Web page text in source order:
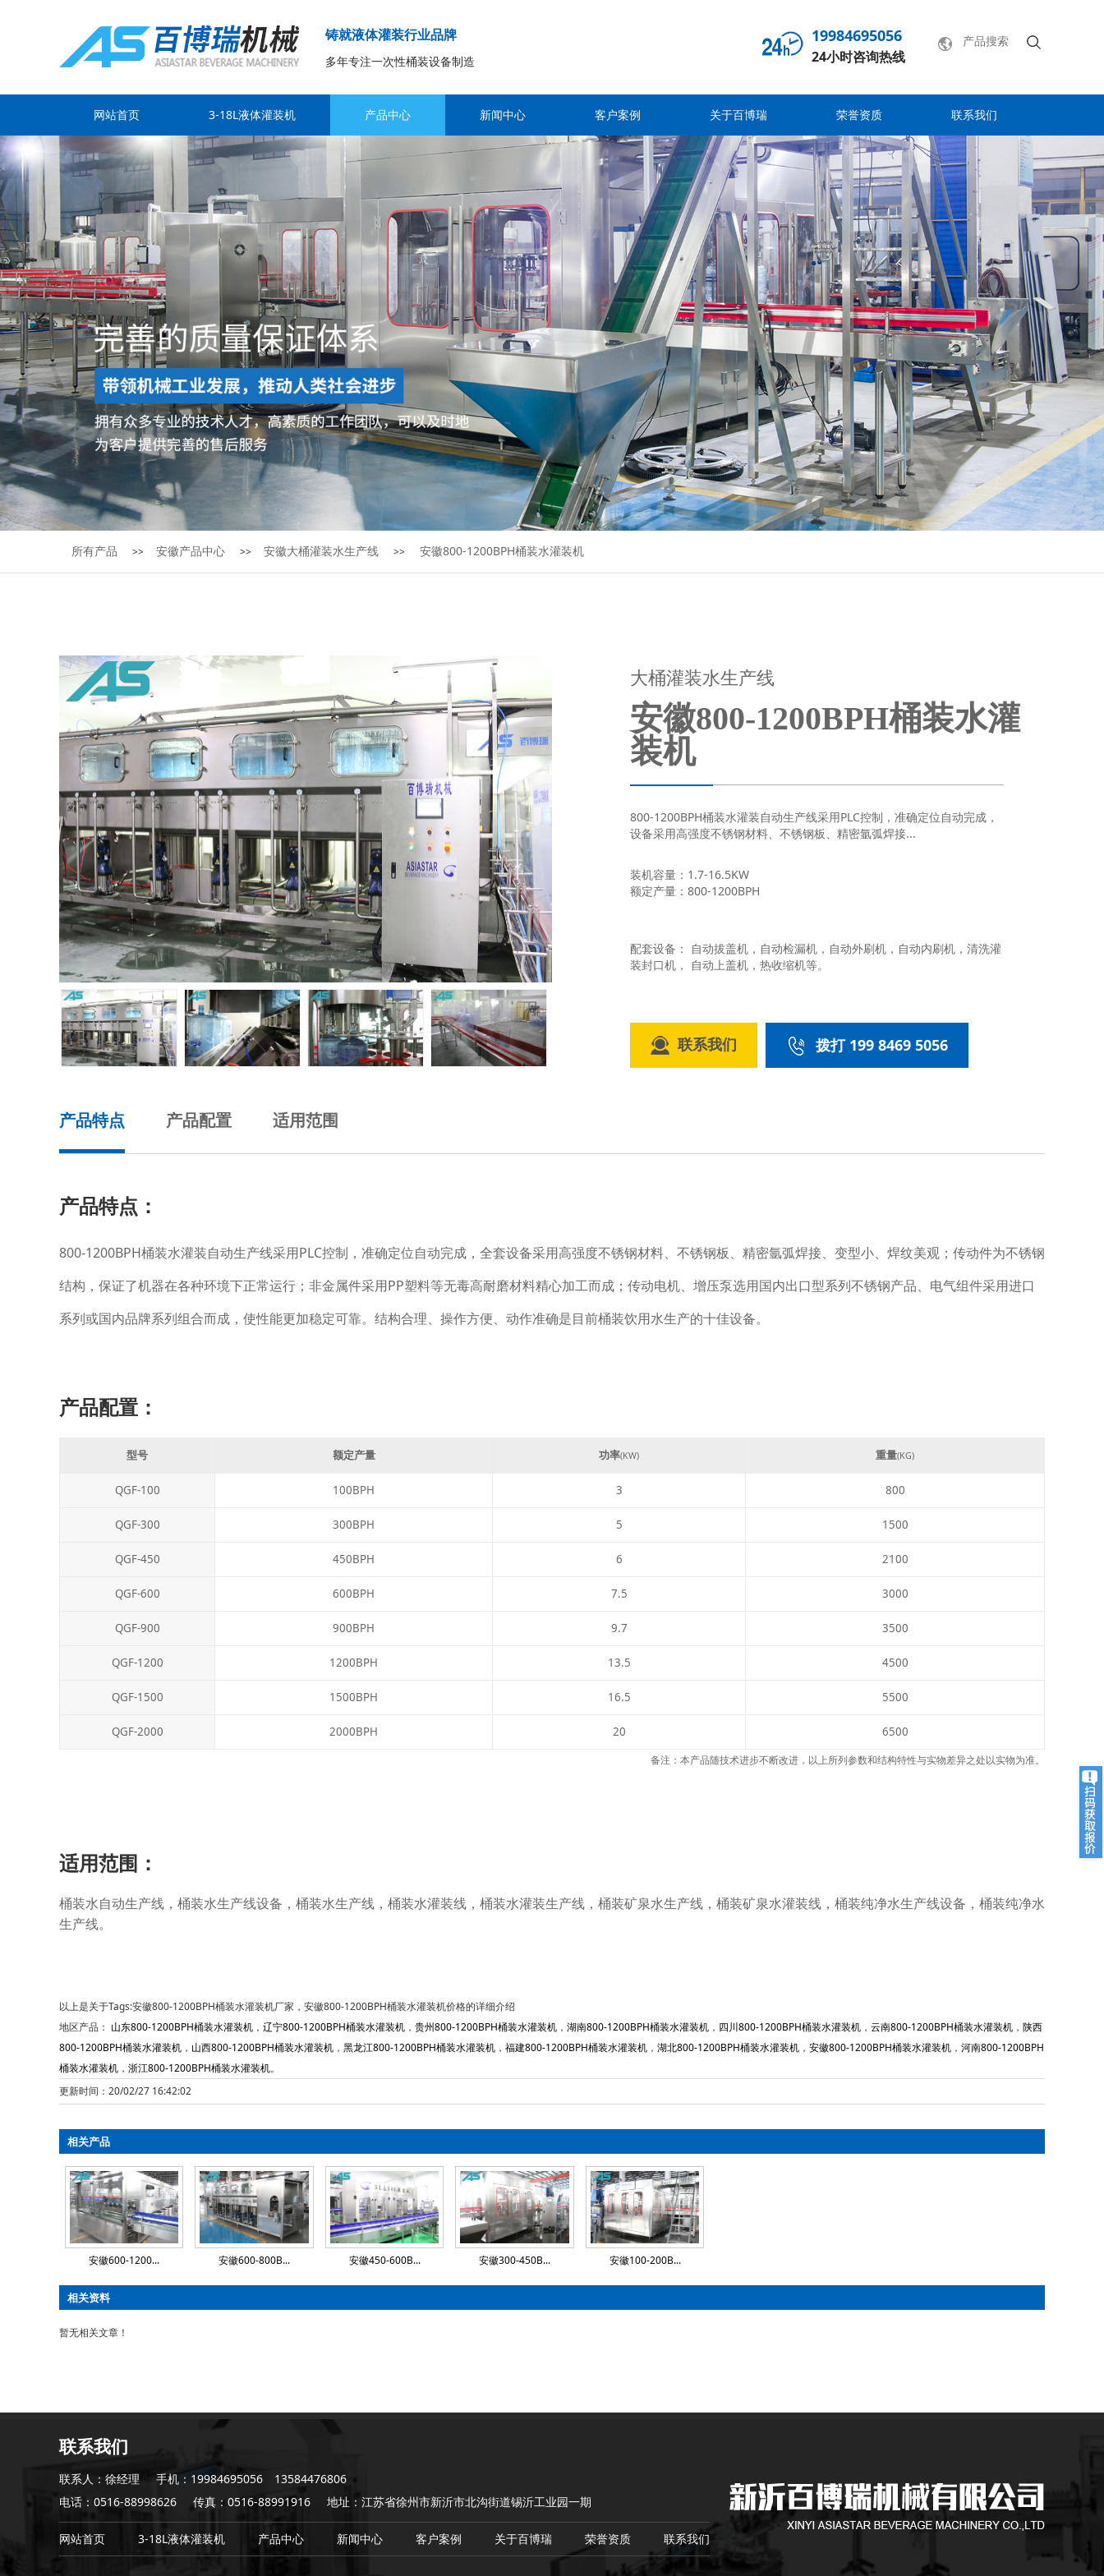
铸就液体灌装行业品牌
多年专注一次性桶装设备制造
19984695056
24小时咨询热线
网站首页 3-18L液体灌装机 产品中心 新闻中心 客户案例 关于百博瑞 荣誉资质 联系我们
所有产品 >> 安徽产品中心 >> 安徽大桶灌装水生产线 >> 安徽800-1200BPH桶装水灌装机
大桶灌装水生产线
安徽800-1200BPH桶装水灌
装机
800-1200BPH桶装水灌装自动生产线采用PLC控制，准确定位自动完成，
设备采用高强度不锈钢材料、不锈钢板、精密氩弧焊接...
装机容量：1.7-16.5KW
额定产量：800-1200BPH
配套设备： 自动拔盖机，自动检漏机，自动外刷机，自动内刷机，清洗灌
装封口机， 自动上盖机，热收缩机等。
联系我们 拨打 199 8469 5056
产品特点 产品配置 适用范围
产品特点：
800-1200BPH桶装水灌装自动生产线采用PLC控制，准确定位自动完成，全套设备采用高强度不锈钢材料、不锈钢板、精密氩弧焊接、变型小、焊纹美观；传动件为不锈钢
结构，保证了机器在各种环境下正常运行；非金属件采用PP塑料等无毒高耐磨材料精心加工而成；传动电机、增压泵选用国内出口型系列不锈钢产品、电气组件采用进口
系列或国内品牌系列组合而成，使性能更加稳定可靠。结构合理、操作方便、动作准确是目前桶装饮用水生产的十佳设备。
产品配置：
型号 额定产量 功率(KW) 重量(KG)
QGF-100 100BPH 3 800
QGF-300 300BPH 5 1500
QGF-450 450BPH 6 2100
QGF-600 600BPH 7.5 3000
QGF-900 900BPH 9.7 3500
QGF-1200 1200BPH 13.5 4500
QGF-1500 1500BPH 16.5 5500
QGF-2000 2000BPH 20 6500
备注：本产品随技术进步不断改进，以上所列参数和结构特性与实物差异之处以实物为准。
适用范围：
桶装水自动生产线，桶装水生产线设备，桶装水生产线，桶装水灌装线，桶装水灌装生产线，桶装矿泉水生产线，桶装矿泉水灌装线，桶装纯净水生产线设备，桶装纯净水
生产线。
以上是关于Tags:安徽800-1200BPH桶装水灌装机厂家，安徽800-1200BPH桶装水灌装机价格的详细介绍
地区产品： 山东800-1200BPH桶装水灌装机 ， 辽宁800-1200BPH桶装水灌装机 ， 贵州800-1200BPH桶装水灌装机 ， 湖南800-1200BPH桶装水灌装机 ， 四川800-1200BPH桶装水灌装机 ， 云南800-1200BPH桶装水灌装机 ， 陕西
800-1200BPH桶装水灌装机 ， 山西800-1200BPH桶装水灌装机 ， 黑龙江800-1200BPH桶装水灌装机 ， 福建800-1200BPH桶装水灌装机 ， 湖北800-1200BPH桶装水灌装机 ， 安徽800-1200BPH桶装水灌装机 ， 河南800-1200BPH
桶装水灌装机 ， 浙江800-1200BPH桶装水灌装机。
更新时间：20/02/27 16:42:02
相关产品
安徽600-1200... 安徽600-800B... 安徽450-600B... 安徽300-450B... 安徽100-200B...
相关资料
暂无相关文章！
联系我们
联系人：徐经理
手机：19984695056 13584476806
电话：0516-88998626
传真：0516-88991916 地址：江苏省徐州市新沂市北沟街道锡沂工业园一期
网站首页 3-18L液体灌装机 产品中心 新闻中心 客户案例 关于百博瑞 荣誉资质 联系我们